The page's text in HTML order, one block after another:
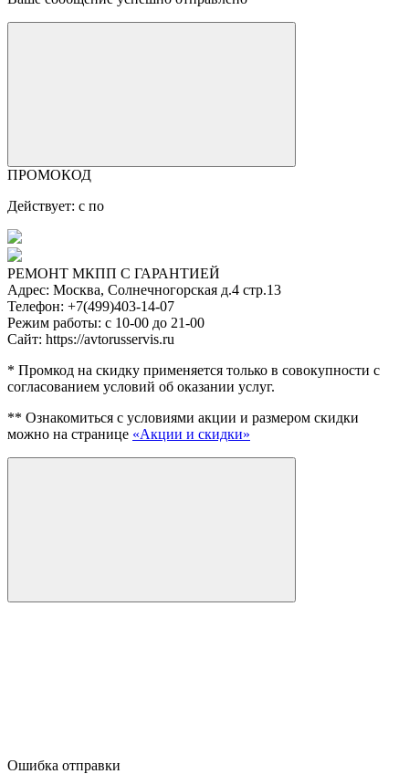
ПРОМОКОД
Действует: с по
РЕМОНТ МКПП С ГАРАНТИЕЙ
Адрес: Москва, Солнечногорская д.4 стр.13
Телефон: +7(499)403-14-07
Режим работы: с 10-00 до 21-00
Сайт: https://avtorusservis.ru
* Промкод на скидку применяется только в совокупности с
согласованием условий об оказании услуг.
** Ознакомиться с условиями акции и размером скидки
можно на странице «Акции и скидки»
Ошибка отправки